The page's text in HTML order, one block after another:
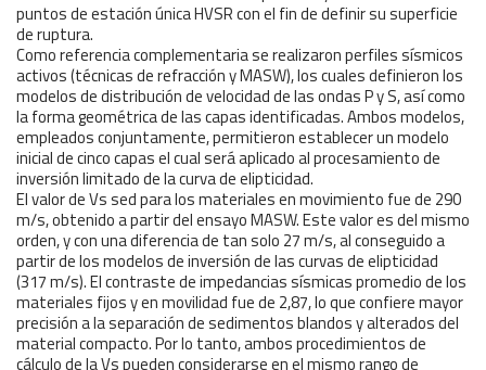
puntos de estación única HVSR con el fin de definir su superficie
de ruptura.
Como referencia complementaria se realizaron perfiles sísmicos
activos (técnicas de refracción y MASW), los cuales definieron los
modelos de distribución de velocidad de las ondas P y S, así como
la forma geométrica de las capas identificadas. Ambos modelos,
empleados conjuntamente, permitieron establecer un modelo
inicial de cinco capas el cual será aplicado al procesamiento de
inversión limitado de la curva de elipticidad.
El valor de Vs sed para los materiales en movimiento fue de 290
m/s, obtenido a partir del ensayo MASW. Este valor es del mismo
orden, y con una diferencia de tan solo 27 m/s, al conseguido a
partir de los modelos de inversión de las curvas de elipticidad
(317 m/s). El contraste de impedancias sísmicas promedio de los
materiales fijos y en movilidad fue de 2,87, lo que confiere mayor
precisión a la separación de sedimentos blandos y alterados del
material compacto. Por lo tanto, ambos procedimientos de
cálculo de la Vs pueden considerarse en el mismo rango de